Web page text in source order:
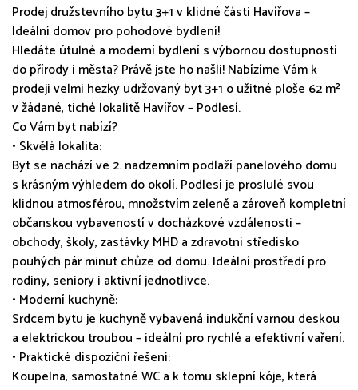
Prodej družstevního bytu 3+1 v klidné části Havířova –
Ideální domov pro pohodové bydlení!
Hledáte útulné a moderní bydlení s výbornou dostupností
do přírody i města? Právě jste ho našli! Nabízíme Vám k
prodeji velmi hezky udržovaný byt 3+1 o užitné ploše 62 m²
v žádané, tiché lokalitě Havířov – Podlesí.
Co Vám byt nabízí?
• Skvělá lokalita:
Byt se nachází ve 2. nadzemním podlaží panelového domu
s krásným výhledem do okolí. Podlesí je proslulé svou
klidnou atmosférou, množstvím zeleně a zároveň kompletní
občanskou vybaveností v docházkové vzdálenosti –
obchody, školy, zastávky MHD a zdravotní středisko
pouhých pár minut chůze od domu. Ideální prostředí pro
rodiny, seniory i aktivní jednotlivce.
• Moderní kuchyně:
Srdcem bytu je kuchyně vybavená indukční varnou deskou
a elektrickou troubou – ideální pro rychlé a efektivní vaření.
• Praktické dispoziční řešení:
Koupelna, samostatné WC a k tomu sklepní kóje, která